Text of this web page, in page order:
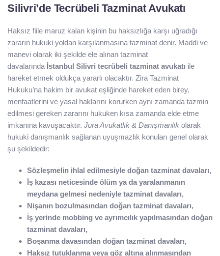
Silivri’de Tecrübeli Tazminat Avukatı
Haksız fiile maruz kalan kişinin bu haksızlığa karşı uğradığı
zararın hukuki yoldan karşılanmasına tazminat denir. Maddi ve
manevi olarak iki şekilde ele alınan tazminat
davalarında İstanbul Silivri tecrübeli tazminat avukatı ile
hareket etmek oldukça yararlı olacaktır. Zira Tazminat
Hukuku’na hakim bir avukat eşliğinde hareket eden birey,
menfaatlerini ve yasal haklarını korurken aynı zamanda tazmin
edilmesi gereken zararını hukuken kısa zamanda elde etme
imkanına kavuşacaktır. Jura Avukatlık & Danışmanlık olarak
hukuki danışmanlık sağlanan uyuşmazlık konuları genel olarak
şu şekildedir:
Sözleşmelin ihlal edilmesiyle doğan tazminat davaları,
İş kazası neticesinde ölüm ya da yaralanmanın
meydana gelmesi nedeniyle tazminat davaları,
Nişanın bozulmasından doğan tazminat davaları,
İş yerinde mobbing ve ayrımcılık yapılmasından doğan
tazminat davaları,
Boşanma davasından doğan tazminat davaları,
Haksız tutuklanma veya göz altına alınmasından